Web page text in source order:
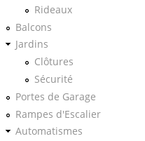
Rideaux
Balcons
Jardins
Clôtures
Sécurité
Portes de Garage
Rampes d'Escalier
Automatismes